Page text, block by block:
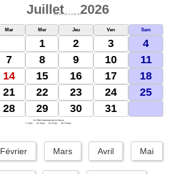
Juillet 2026
webcid.com.br
Mar Mer Jeu Ven Sam
1 2 3
4
7 8 9 10
11
14 15 16 17
18
21 22 23 24
25
28 29 30 31
14: Fête Nationale de la France
7: Dern.
14: Nouv. 21: Prem. 29: Pleine
Février Mars Avril Mai